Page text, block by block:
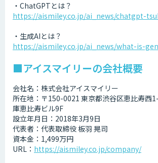
・ChatGPTとは？
https://aismiley.co.jp/ai_news/chatgpt-
・生成AIとは？
https://aismiley.co.jp/ai_news/what-is-
■アイスマイリーの会社概要
会社名：株式会社アイスマイリー
所在地：〒150-0021 東京都渋谷区恵比寿西
庫恵比寿ビル9F
設立年月日：2018年3月9日
代表者：代表取締役 板羽 晃司
資本金：1,499万円
URL： https://aismiley.co.jp/company/